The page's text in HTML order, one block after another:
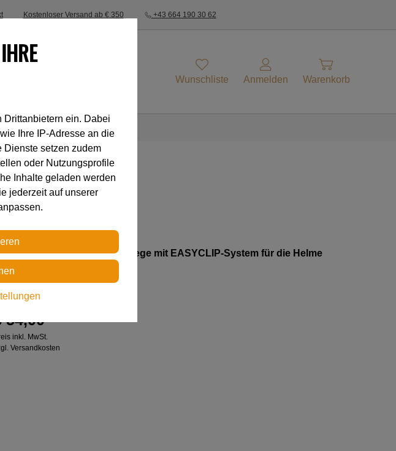
Kostenloser Versand ab € 350 +43 664 190 30 62
Wunschliste Anmelden Warenkorb
Accessoires
MESH
für die Baumpflege mit EASYCLIP-System für die Helme
und STRATO
ab 2019
54,00
inkl. MwSt.
Versandkosten
Drittanbietern ein. Dabei
Ihre IP-Adresse an die
Dienste setzen zudem
oder Nutzungsprofile
Inhalte geladen werden
jederzeit auf unserer